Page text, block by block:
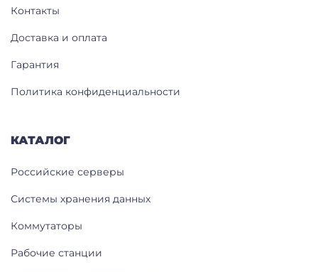
КАТАЛОГ
Российские серверы
Системы хранения данных
Коммутаторы
Рабочие станции
Контакты
Доставка и оплата
Гарантия
Политика конфиденциальности